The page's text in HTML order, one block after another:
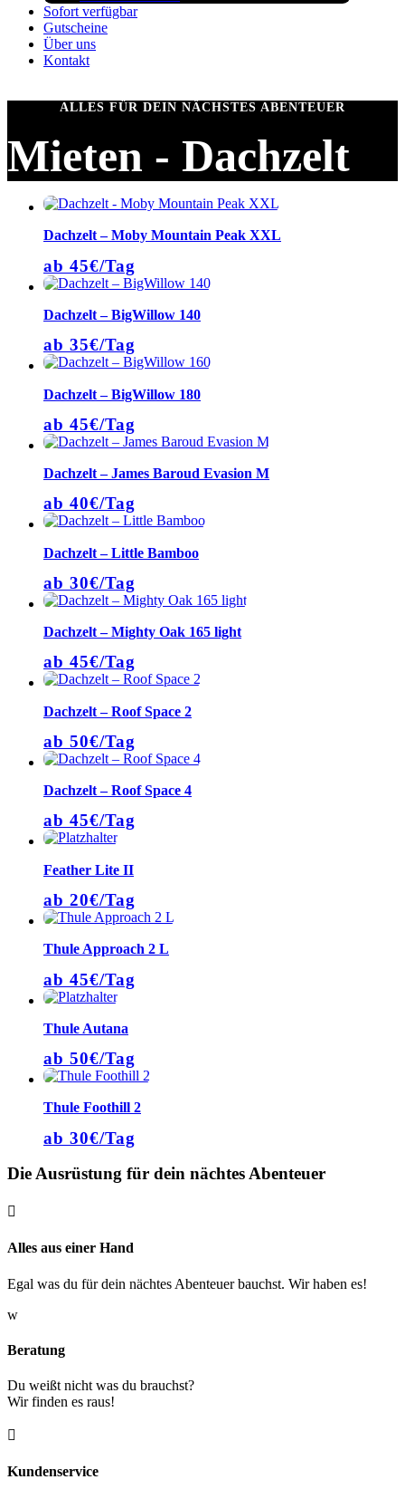
Sofort verfügbar
Gutscheine
Über uns
Kontakt
ALLES FÜR DEIN NÄCHSTES ABENTEUER
Mieten - Dachzelt
Dachzelt – Moby Mountain Peak XXL
ab 45€/Tag
Dachzelt – BigWillow 140
ab 35€/Tag
Dachzelt – BigWillow 180
ab 45€/Tag
Dachzelt – James Baroud Evasion M
ab 40€/Tag
Dachzelt – Little Bamboo
ab 30€/Tag
Dachzelt – Mighty Oak 165 light
ab 45€/Tag
Dachzelt – Roof Space 2
ab 50€/Tag
Dachzelt – Roof Space 4
ab 45€/Tag
Feather Lite II
ab 20€/Tag
Thule Approach 2 L
ab 45€/Tag
Thule Autana
ab 50€/Tag
Thule Foothill 2
ab 30€/Tag
Die Ausrüstung für dein nächtes Abenteuer

Alles aus einer Hand
Egal was du für dein nächtes Abenteuer bauchst. Wir haben es!
w
Beratung
Du weißt nicht was du brauchst?
Wir finden es raus!

Kundenservice